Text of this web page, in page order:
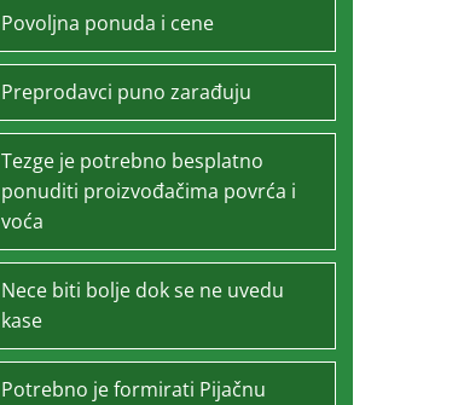
Povoljna ponuda i cene
Preprodavci puno zarađuju
Tezge je potrebno besplatno
ponuditi proizvođačima povrća i
voća
Nece biti bolje dok se ne uvedu
kase
Potrebno je formirati Pijačnu